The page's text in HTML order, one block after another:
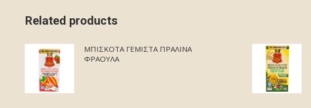
Related products
ΜΠΙΣΚΟΤΑ ΓΕΜΙΣΤΑ ΠΡΑΛΙΝΑ
ΦΡΑΟΥΛΑ